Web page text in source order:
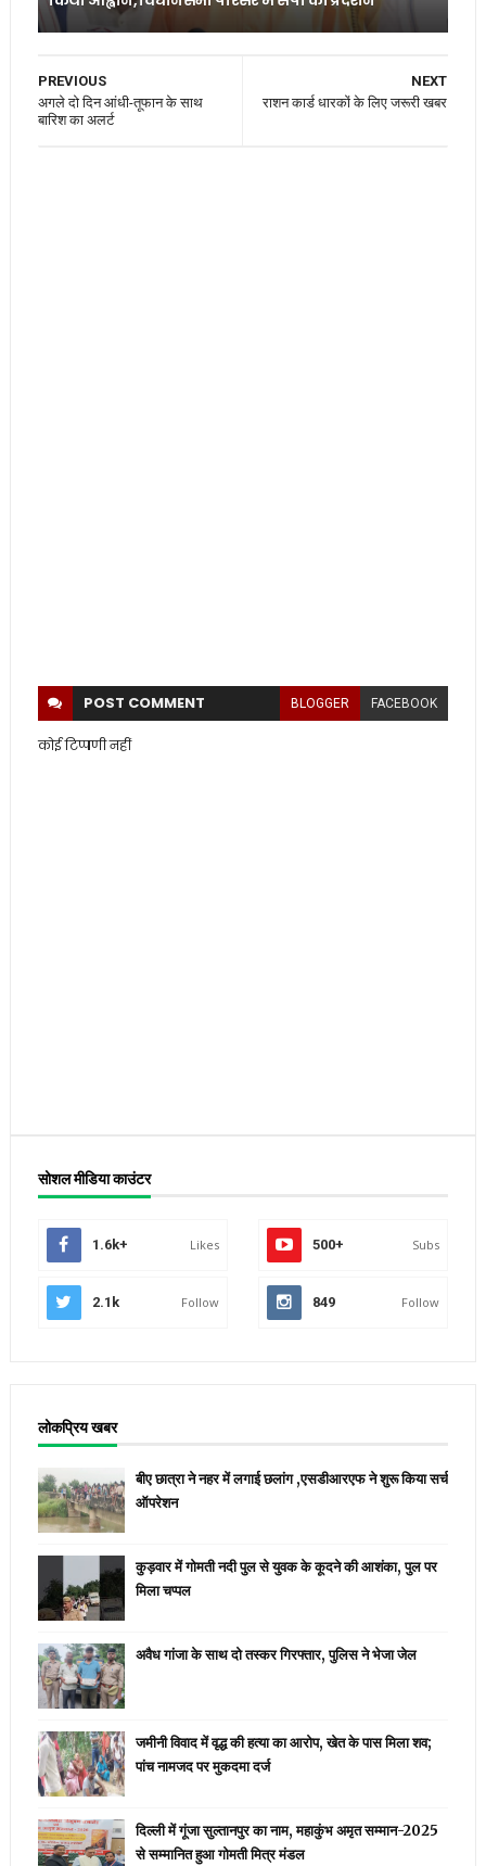
NEXT
राशन कार्ड धारकों के लिए जरूरी खबर
PREVIOUS
अगले दो दिन आंधी-तूफान के साथ
बारिश का अलर्ट
POST COMMENT BLOGGER FACEBOOK
कोई टिप्पणी नहीं
सोशल मीडिया काउंटर
1.6k+ Likes 500+ Subs
2.1k Follow 849 Follow
लोकप्रिय खबर
बीए छात्रा ने नहर में लगाई छलांग ,एसडीआरएफ ने शुरू किया सर्च
ऑपरेशन
कुड़वार में गोमती नदी पुल से युवक के कूदने की आशंका, पुल पर
मिला चप्पल
अवैध गांजा के साथ दो तस्कर गिरफ्तार, पुलिस ने भेजा जेल
जमीनी विवाद में वृद्ध की हत्या का आरोप, खेत के पास मिला शव;
पांच नामजद पर मुकदमा दर्ज
दिल्ली में गूंजा सुल्तानपुर का नाम, महाकुंभ अमृत सम्मान-2025
से सम्मानित हुआ गोमती मित्र मंडल